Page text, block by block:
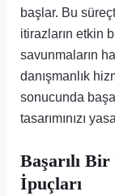
başlar. Bu
itirazların etkin
savunmaların
danışmanlık
sonucunda
tasarımınızı
Başarılı
İpuçları